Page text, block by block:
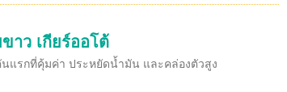
าว เกียร์ออโต้
นแรกที่คุ้มค่า ประหยัดน้ำมัน และคล่องตัวสูง